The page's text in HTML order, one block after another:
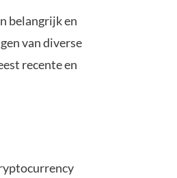
belangrijk en
van diverse
recente en